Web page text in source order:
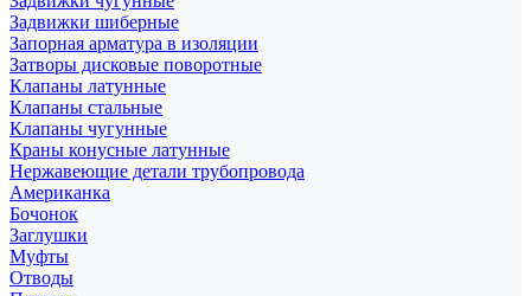
Задвижки шиберные
Запорная арматура в изоляции
Затворы дисковые поворотные
Клапаны латунные
Клапаны стальные
Клапаны чугунные
Краны конусные латунные
Нержавеющие детали трубопровода
Американка
Бочонок
Заглушки
Муфты
Отводы